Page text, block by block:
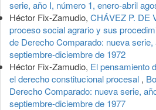
serie, año I, número 1, enero-abril
Héctor Fix-Zamudio, CHÁVEZ P. DE
proceso social agrario y sus
de Derecho Comparado: nueva serie,
septiembre-diciembre de 1972
Héctor Fix-Zamudio, El pensamiento
el derecho constitucional procesal ,
Derecho Comparado: nueva serie,
septiembre-diciembre de 1977